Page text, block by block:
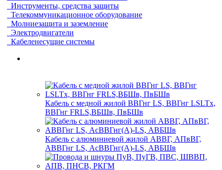
Инструменты, средства защиты
Телекоммуникационное оборудование
Молниезащита и заземление
Электродвигатели
Кабеленесущие системы
Кабель с медной жилой ВВГнг LS, ВВГнг LSLTx,
ВВГнг FRLS,ВБШв, ПвБШв
Кабель с алюминиевой жилой АВВГ, АПвВГ,
АВВГнг LS, АсВВГнг(А)-LS, АВБШв